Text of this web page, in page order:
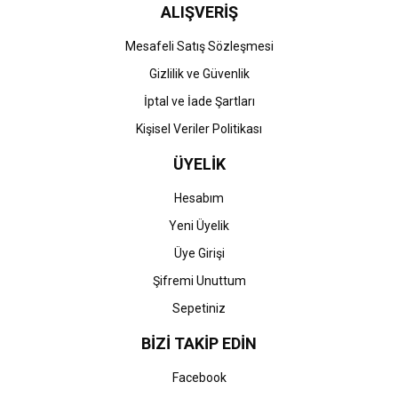
ALIŞVERİŞ
Mesafeli Satış Sözleşmesi
Gizlilik ve Güvenlik
İptal ve İade Şartları
Kişisel Veriler Politikası
ÜYELİK
Hesabım
Yeni Üyelik
Üye Girişi
Şifremi Unuttum
Sepetiniz
BİZİ TAKİP EDİN
Facebook